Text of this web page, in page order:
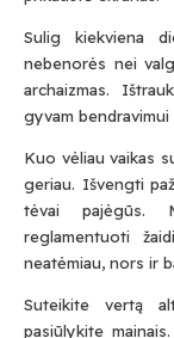
Sulig kiekviena
nebenorės nei
archaizmas.
gyvam bendravimui
Kuo vėliau vaikas
geriau. Išvengti
tėvai pajėgūs.
reglamentuoti
neatėmiau, nors ir
Suteikite vertą
pasiūlykite